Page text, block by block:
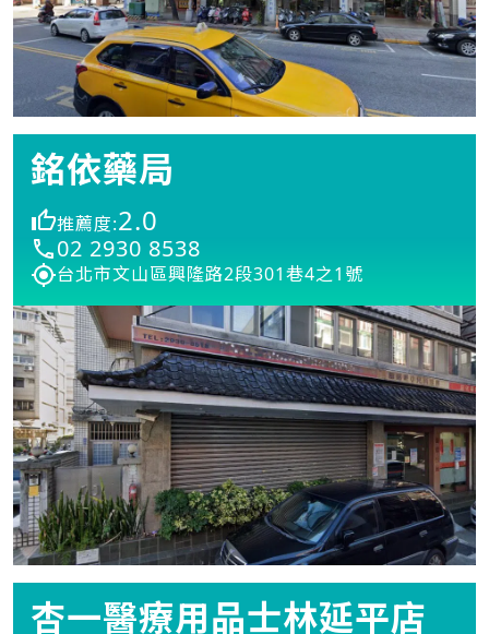
銘依藥局
推薦度:2.0
02 2930 8538
台北市文山區興隆路2段301巷4之1號
杏一醫療用品士林延平店